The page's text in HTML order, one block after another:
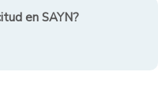
en SAYN?